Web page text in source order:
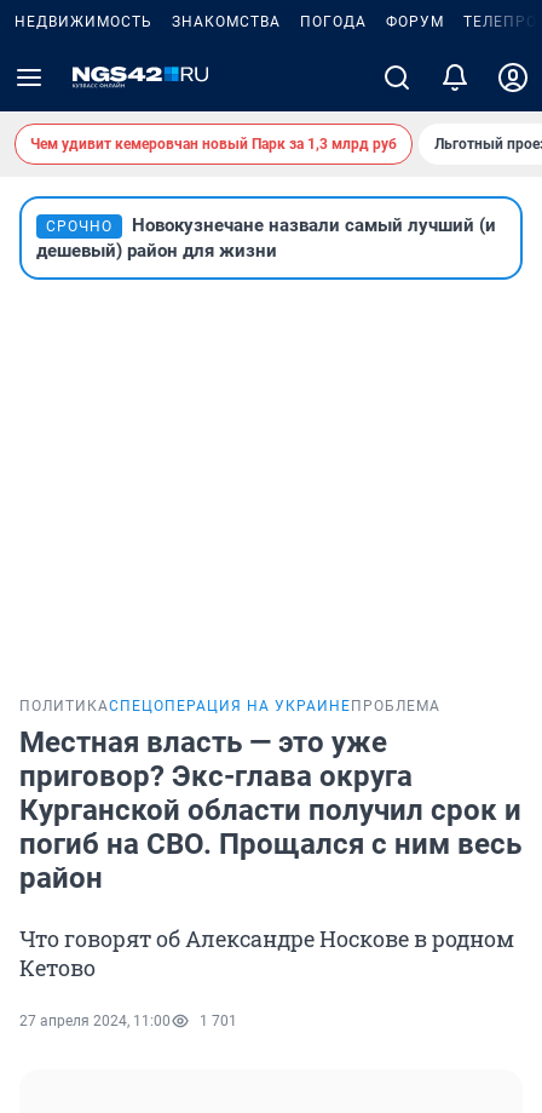
НЕДВИЖИМОСТЬ ЗНАКОМСТВА ПОГОДА ФОРУМ
Чем удивит кемеровчан новый Парк за 1,3 млрд руб Льготный
СРОЧНО
Новокузнечане назвали самый лучший (и
дешевый) район для жизни
ПОЛИТИКАСПЕЦОПЕРАЦИЯ НА УКРАИНЕ ПРОБЛЕМА
Местная власть — это уже
приговор? Экс-глава округа
Курганской области получил срок и
погиб на СВО. Прощался с ним весь
район
Что говорят об Александре Носкове в родном
Кетово
27 апреля 2024, 11:00 1 701